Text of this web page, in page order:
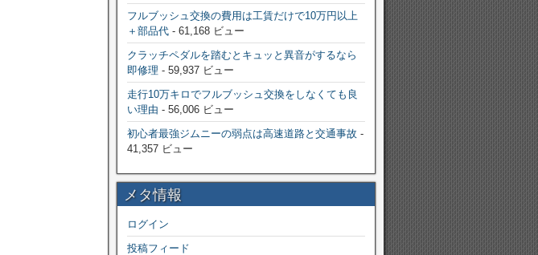
フルブッシュ交換の費用は工賃だけで10万円以上
＋部品代- 61,168 ビュー
クラッチペダルを踏むとキュッと異音がするなら
即修理 - 59,937 ビュー
走行10万キロでフルブッシュ交換をしなくても良
い理由 - 56,006 ビュー
初心者最強ジムニーの弱点は高速道路と交通事故 -
41,357 ビュー
メタ情報
ログイン
投稿フィード